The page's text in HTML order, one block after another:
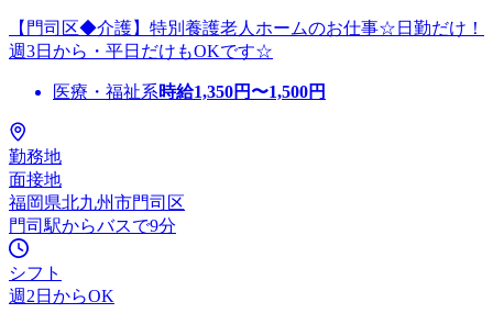
【門司区◆介護】特別養護老人ホームのお仕事☆日勤だけ！
週3日から・平日だけもOKです☆
医療・福祉系時給1,350円〜1,500円
勤務地
面接地
福岡県北九州市門司区
門司駅からバスで9分
シフト
週2日からOK